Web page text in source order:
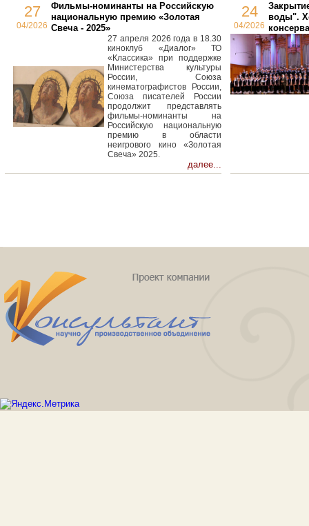
27
04/2026
Фильмы-номинанты на Российскую
национальную премию «Золотая
Свеча - 2025»
27 апреля 2026 года в 18.30
киноклуб «Диалог» ТО
«Классика» при поддержке
Министерства культуры
России, Союза
кинематографистов России,
Союза писателей России
продолжит представлять
фильмы-номинанты на
Российскую национальную
премию в области
неигрового кино «Золотая
Свеча» 2025.
далее...
24
04/2026
воды".